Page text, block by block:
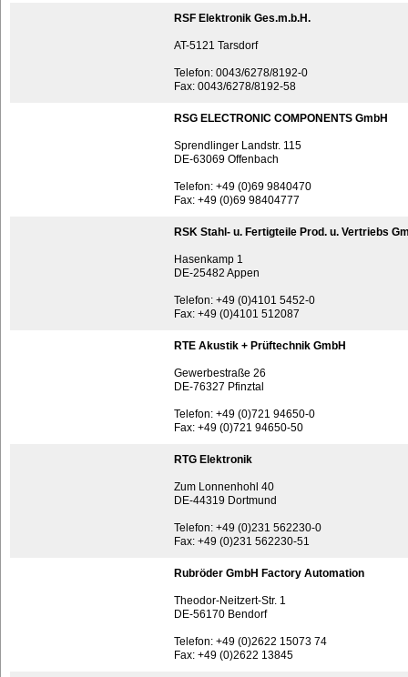
RSF Elektronik Ges.m.b.H.
AT-5121 Tarsdorf
Telefon: 0043/6278/8192-0
Fax: 0043/6278/8192-58
RSG ELECTRONIC COMPONENTS GmbH
Sprendlinger Landstr. 115
DE-63069 Offenbach
Telefon: +49 (0)69 9840470
Fax: +49 (0)69 98404777
RSK Stahl- u. Fertigteile Prod. u. Vertriebs
Hasenkamp 1
DE-25482 Appen
Telefon: +49 (0)4101 5452-0
Fax: +49 (0)4101 512087
RTE Akustik + Prüftechnik GmbH
Gewerbestraße 26
DE-76327 Pfinztal
Telefon: +49 (0)721 94650-0
Fax: +49 (0)721 94650-50
RTG Elektronik
Zum Lonnenhohl 40
DE-44319 Dortmund
Telefon: +49 (0)231 562230-0
Fax: +49 (0)231 562230-51
Rubröder GmbH Factory Automation
Theodor-Neitzert-Str. 1
DE-56170 Bendorf
Telefon: +49 (0)2622 15073 74
Fax: +49 (0)2622 13845